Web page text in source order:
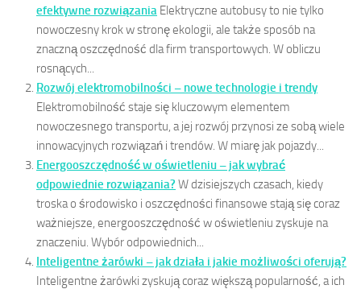
efektywne rozwiązania Elektryczne autobusy to nie tylko
nowoczesny krok w stronę ekologii, ale także sposób na
znaczną oszczędność dla firm transportowych. W obliczu
rosnących...
Rozwój elektromobilności – nowe technologie i trendy
Elektromobilność staje się kluczowym elementem
nowoczesnego transportu, a jej rozwój przynosi ze sobą wiele
innowacyjnych rozwiązań i trendów. W miarę jak pojazdy...
Energooszczędność w oświetleniu – jak wybrać
odpowiednie rozwiązania? W dzisiejszych czasach, kiedy
troska o środowisko i oszczędności finansowe stają się coraz
ważniejsze, energooszczędność w oświetleniu zyskuje na
znaczeniu. Wybór odpowiednich...
Inteligentne żarówki – jak działa i jakie możliwości oferują?
Inteligentne żarówki zyskują coraz większą popularność, a ich